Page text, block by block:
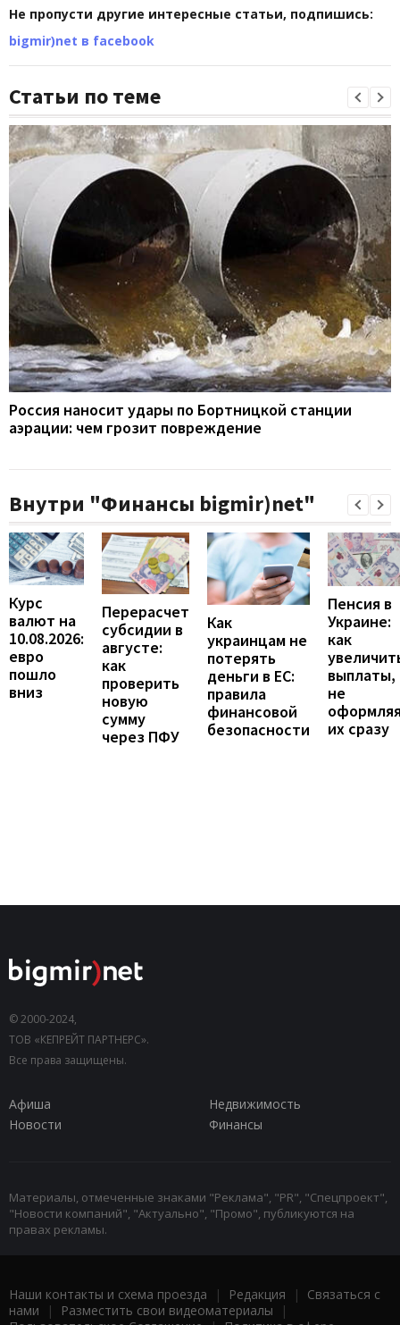
Не пропусти другие интересные статьи, подпишись:
bigmir)net в facebook
Статьи по теме
Россия наносит удары по Бортницкой станции
аэрации: чем грозит повреждение
Внутри "Финансы bigmir)net"
Курс
валют на
10.08.2026:
евро
пошло
вниз
Перерасчет
субсидии в
августе:
как
проверить
новую
сумму
через ПФУ
Как
украинцам не
потерять
деньги в ЕС:
правила
финансовой
безопасности
Пенсия в
Украине:
как
выплаты,
не
их сразу
© 2000-2024,
ТОВ «КЕПРЕЙТ ПАРТНЕРС».
Все права защищены.
Афиша
Недвижимость
Новости
Финансы
Материалы, отмеченные знаками "Реклама", "PR", "Спецпроект",
"Новости компаний", "Актуально", "Промо", публикуются на
правах рекламы.
Наши контакты и схема проезда | Редакция | Связаться с
нами | Разместить свои видеоматериалы |